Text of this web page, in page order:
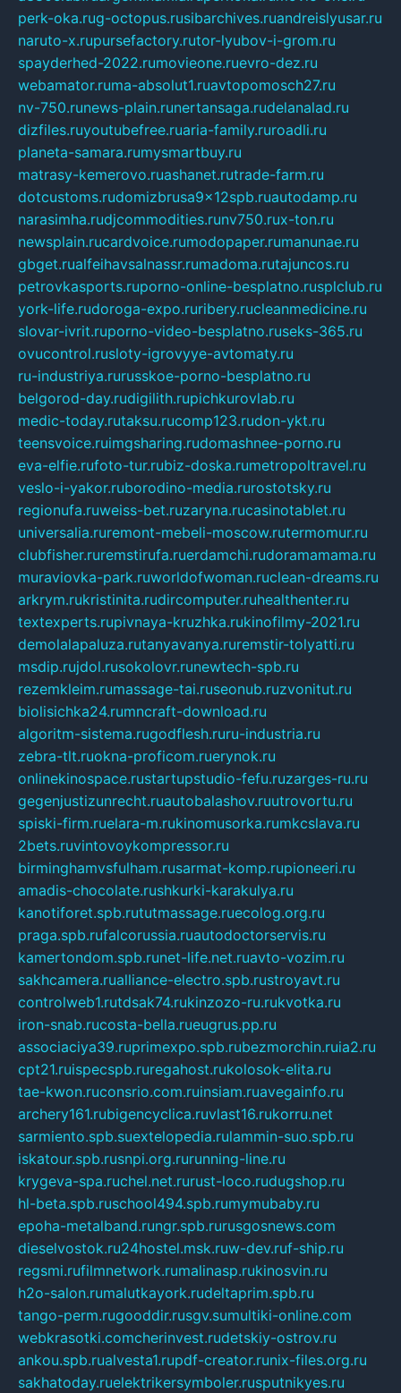
perk-oka.rug-octopus.rusibarchives.ruandreislyusar.ru
naruto-x.rupursefactory.rutor-lyubov-i-grom.ru
spayderhed-2022.rumovieone.ruevro-dez.ru
webamator.ruma-absolut1.ruavtopomosch27.ru
nv-750.runews-plain.runertansaga.rudelanalad.ru
dizfiles.ruyoutubefree.ruaria-family.ruroadli.ru
planeta-samara.rumysmartbuy.ru
matrasy-kemerovo.ruashanet.rutrade-farm.ru
dotcustoms.rudomizbrusa9x12spb.ruautodamp.ru
narasimha.rudjcommodities.runv750.rux-ton.ru
newsplain.rucardvoice.rumodopaper.rumanunae.ru
gbget.rualfeihavsalnassr.rumadoma.rutajuncos.ru
petrovkasports.ruporno-online-besplatno.rusplclub.ru
york-life.rudoroga-expo.ruribery.rucleanmedicine.ru
slovar-ivrit.ruporno-video-besplatno.ruseks-365.ru
ovucontrol.rusloty-igrovyye-avtomaty.ru
ru-industriya.rurusskoe-porno-besplatno.ru
belgorod-day.rudigilith.rupichkurovlab.ru
medic-today.rutaksu.rucomp123.rudon-ykt.ru
teensvoice.ruimgsharing.rudomashnee-porno.ru
eva-elfie.rufoto-tur.rubiz-doska.rumetropoltravel.ru
veslo-i-yakor.ruborodino-media.rurostotsky.ru
regionufa.ruweiss-bet.ruzaryna.rucasinotablet.ru
universalia.ruremont-mebeli-moscow.rutermomur.ru
clubfisher.ruremstirufa.ruerdamchi.rudoramamama.ru
muraviovka-park.ruworldofwoman.ruclean-dreams.ru
arkrym.rukristinita.rudircomputer.ruhealthenter.ru
textexperts.rupivnaya-kruzhka.rukinofilmy-2021.ru
demolalapaluza.rutanyavanya.ruremstir-tolyatti.ru
msdip.rujdol.rusokolovr.runewtech-spb.ru
rezemkleim.rumassage-tai.ruseonub.ruzvonitut.ru
biolisichka24.rumncraft-download.ru
algoritm-sistema.rugodflesh.ruru-industria.ru
zebra-tlt.ruokna-proficom.ruerynok.ru
onlinekinospace.rustartupstudio-fefu.ruzarges-ru.ru
gegenjustizunrecht.ruautobalashov.ruutrovortu.ru
spiski-firm.ruelara-m.rukinomusorka.rumkcslava.ru
2bets.ruvintovoykompressor.ru
birminghamvsfulham.rusarmat-komp.rupioneeri.ru
amadis-chocolate.rushkurki-karakulya.ru
kanotiforet.spb.rututmassage.ruecolog.org.ru
praga.spb.rufalcorussia.ruautodoctorservis.ru
kamertondom.spb.runet-life.net.ruavto-vozim.ru
sakhcamera.rualliance-electro.spb.rustroyavt.ru
controlweb1.rutdsak74.rukinzozo-ru.rukvotka.ru
iron-snab.rucosta-bella.rueugrus.pp.ru
associaciya39.ruprimexpo.spb.rubezmorchin.ruia2.ru
cpt21.ruispecspb.ruregahost.rukolosok-elita.ru
tae-kwon.ruconsrio.com.ruinsiam.ruavegainfo.ru
archery161.rubigencyclica.ruvlast16.rukorru.net
sarmiento.spb.suextelopedia.rulammin-suo.spb.ru
iskatour.spb.rusnpi.org.rurunning-line.ru
krygeva-spa.ruchel.net.rurust-loco.rudugshop.ru
hl-beta.spb.ruschool494.spb.rumymubaby.ru
epoha-metalband.rungr.spb.rurusgosnews.com
dieselvostok.ru24hostel.msk.ruw-dev.ruf-ship.ru
regsmi.rufilmnetwork.rumalinasp.rukinosvin.ru
h2o-salon.rumalutkayork.rudeltaprim.spb.ru
tango-perm.rugooddir.rusgv.sumultiki-online.com
webkrasotki.comcherinvest.rudetskiy-ostrov.ru
ankou.spb.rualvesta1.rupdf-creator.runix-files.org.ru
sakhatoday.ruelektrikersymboler.rusputnikyes.ru